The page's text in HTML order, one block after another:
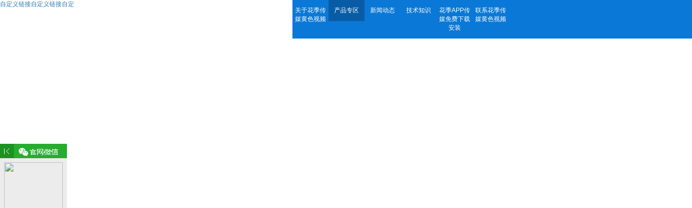
自定义链接自定义链接自定
关于花季传
媒黄色视频
产品专区 新闻动态 技术知识
花季APP传
媒免费下载
安装
联系花季传
媒黄色视频